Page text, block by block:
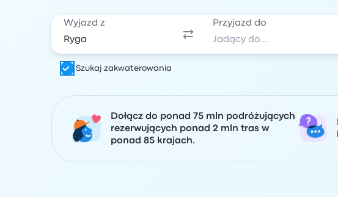
Wyjazd z Przyjazd do
Szukaj zakwaterowania
Dołącz do ponad 75 mln podróżujących
rezerwujących ponad 2 mln tras w
ponad 85 krajach.